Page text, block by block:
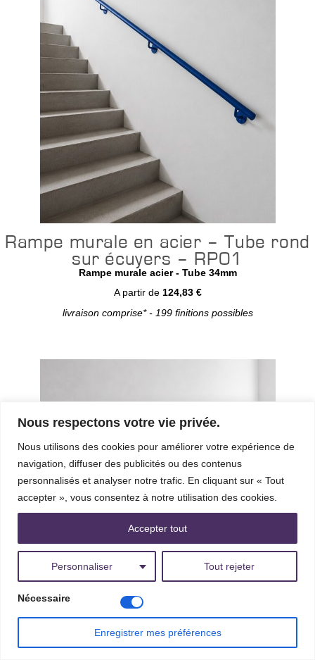
Nous respectons votre vie privée.
Nous utilisons des cookies pour améliorer votre expérience de
navigation, diffuser des publicités ou des contenus
personnalisés et analyser notre trafic. En cliquant sur « Tout
accepter », vous consentez à notre utilisation des cookies.
Personnaliser Tout rejeter
Accepter tout
Nécessaire
Enregistrer mes préférences
Rampe murale en acier – Tube rond
sur écuyers – RP01
Rampe murale acier - Tube 34mm
A partir de 124,83 €
livraison comprise* - 199 finitions possibles
Rampe murale en acier – Tube rond